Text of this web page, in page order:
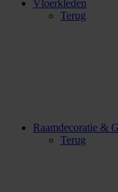
Vloerkleden
Terug
Raamdecoratie &
Terug